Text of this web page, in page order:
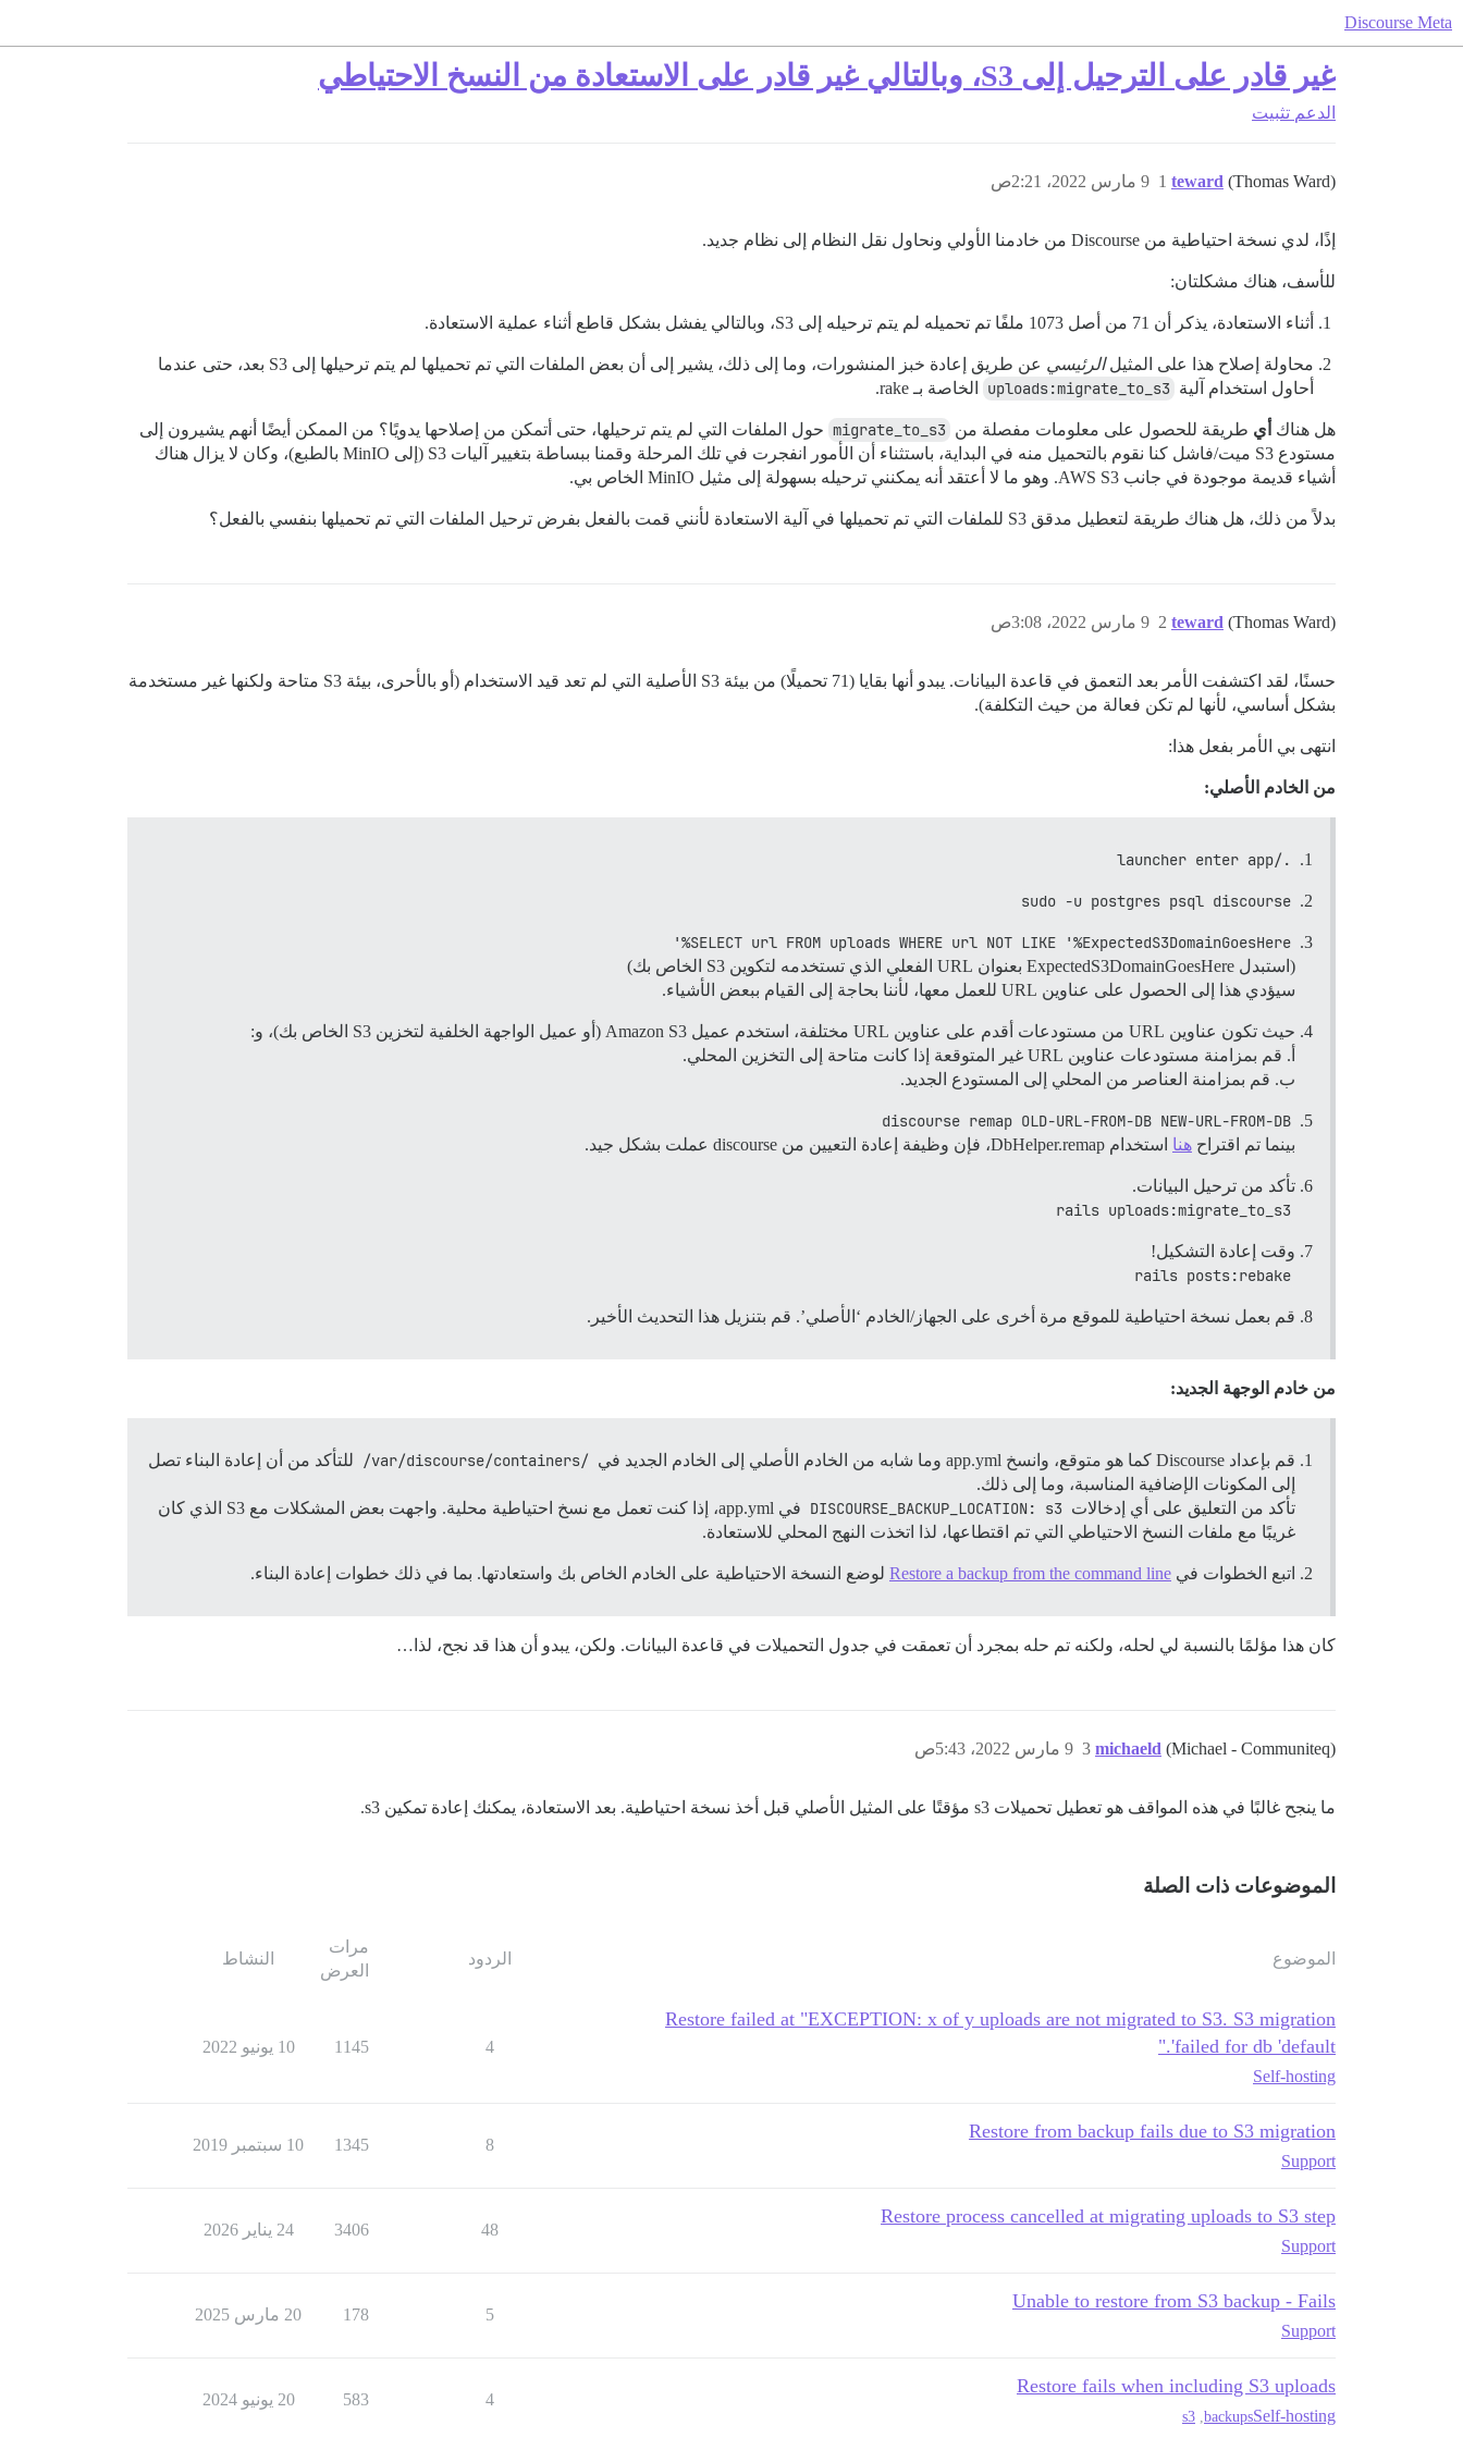
Discourse Meta
غير قادر على الترحيل إلى S3، وبالتالي غير قادر على الاستعادة من النسخ الاحتياطي
الدعم تثبيت
teward (Thomas Ward) 9 مارس 2022، 2:21ص 1
إذًا، لدي نسخة احتياطية من Discourse من خادمنا الأولي ونحاول نقل النظام إلى نظام جديد.
للأسف، هناك مشكلتان:
أثناء الاستعادة، يذكر أن 71 من أصل 1073 ملفًا تم تحميله لم يتم ترحيله إلى S3، وبالتالي يفشل بشكل قاطع أثناء عملية الاستعادة.
محاولة إصلاح هذا على المثيلالرئيسي
عن طريق إعادة خبز المنشورات، وما إلى ذلك، يشير إلى أن بعض الملفات التي تم تحميلها لم يتم ترحيلها إلى S3 بعد، حتى عندما
أحاول استخدام آلية uploads:migrate_to_s3 الخاصة بـ rake.
هل هناك أي طريقة للحصول على معلومات مفصلة من migrate_to_s3 حول الملفات التي لم يتم ترحيلها، حتى أتمكن من إصلاحها يدويًا؟ من الممكن أيضًا أنهم يشيرون إلى
مستودع S3 ميت/فاشل كنا نقوم بالتحميل منه في البداية، باستثناء أن الأمور انفجرت في تلك المرحلة وقمنا ببساطة بتغيير آليات S3 (إلى MinIO بالطبع)، وكان لا يزال هناك
أشياء قديمة موجودة في جانب AWS S3. وهو ما لا أعتقد أنه يمكنني ترحيله بسهولة إلى مثيل MinIO الخاص بي.
بدلاً من ذلك، هل هناك طريقة لتعطيل مدقق S3 للملفات التي تم تحميلها في آلية الاستعادة لأنني قمت بالفعل بفرض ترحيل الملفات التي تم تحميلها بنفسي بالفعل؟
teward (Thomas Ward) 9 مارس 2022، 3:08ص 2
حسنًا، لقد اكتشفت الأمر بعد التعمق في قاعدة البيانات. يبدو أنها بقايا (71 تحميلًا) من بيئة S3 الأصلية التي لم تعد قيد الاستخدام (أو بالأحرى، بيئة S3 متاحة ولكنها غير مستخدمة
بشكل أساسي، لأنها لم تكن فعالة من حيث التكلفة).
انتهى بي الأمر بفعل هذا:
من الخادم الأصلي:
./launcher enter app
sudo -u postgres psql discourse
SELECT url FROM uploads WHERE url NOT LIKE '%ExpectedS3DomainGoesHere%'
(استبدل ExpectedS3DomainGoesHere بعنوان URL الفعلي الذي تستخدمه لتكوين S3 الخاص بك)
سيؤدي هذا إلى الحصول على عناوين URL للعمل معها، لأننا بحاجة إلى القيام ببعض الأشياء.
حيث تكون عناوين URL من مستودعات أقدم على عناوين URL مختلفة، استخدم عميل Amazon S3 (أو عميل الواجهة الخلفية لتخزين S3 الخاص بك)، و:
أ. قم بمزامنة مستودعات عناوين URL غير المتوقعة إذا كانت متاحة إلى التخزين المحلي.
ب. قم بمزامنة العناصر من المحلي إلى المستودع الجديد.
discourse remap OLD-URL-FROM-DB NEW-URL-FROM-DB
بينما تم اقتراح هنا استخدام DbHelper.remap، فإن وظيفة إعادة التعيين من discourse عملت بشكل جيد.
تأكد من ترحيل البيانات.
rails uploads:migrate_to_s3
وقت إعادة التشكيل!
rails posts:rebake
قم بعمل نسخة احتياطية للموقع مرة أخرى على الجهاز/الخادم ‘الأصلي’. قم بتنزيل هذا التحديث الأخير.
من خادم الوجهة الجديد:
قم بإعداد Discourse كما هو متوقع، وانسخ app.yml وما شابه من الخادم الأصلي إلى الخادم الجديد في /var/discourse/containers/
للتأكد من أن إعادة البناء تصل
إلى المكونات الإضافية المناسبة، وما إلى ذلك.
تأكد من التعليق على أي إدخالات DISCOURSE_BACKUP_LOCATION: s3
في app.yml، إذا كنت تعمل مع نسخ احتياطية محلية. واجهت بعض المشكلات مع S3 الذي كان
غريبًا مع ملفات النسخ الاحتياطي التي تم اقتطاعها، لذا اتخذت النهج المحلي للاستعادة.
اتبع الخطوات في Restore a backup from the command line لوضع النسخة الاحتياطية على الخادم الخاص بك واستعادتها. بما في ذلك خطوات إعادة البناء.
كان هذا مؤلمًا بالنسبة لي لحله، ولكنه تم حله بمجرد أن تعمقت في جدول التحميلات في قاعدة البيانات. ولكن، يبدو أن هذا قد نجح، لذا…
michaeld (Michael - Communiteq) 9 مارس 2022، 5:43ص 3
ما ينجح غالبًا في هذه المواقف هو تعطيل تحميلات s3 مؤقتًا على المثيل الأصلي قبل أخذ نسخة احتياطية. بعد الاستعادة، يمكنك إعادة تمكين s3.
الموضوعات ذات الصلة
الموضوع الردود
مرات
العرض
النشاط
Restore failed at "EXCEPTION: x of y uploads are not migrated to S3. S3 migration
failed for db 'default'."
Self-hosting
4
1145 10 يونيو 2022
Restore from backup fails due to S3 migration
Support
8
1345 10 سبتمبر 2019
Restore process cancelled at migrating uploads to S3 step
Support
48
3406 24 يناير 2026
Unable to restore from S3 backup - Fails
Support
5
178 20 مارس 2025
Restore fails when including S3 uploads
Self-hosting
backups
s3
4
583 20 يونيو 2024